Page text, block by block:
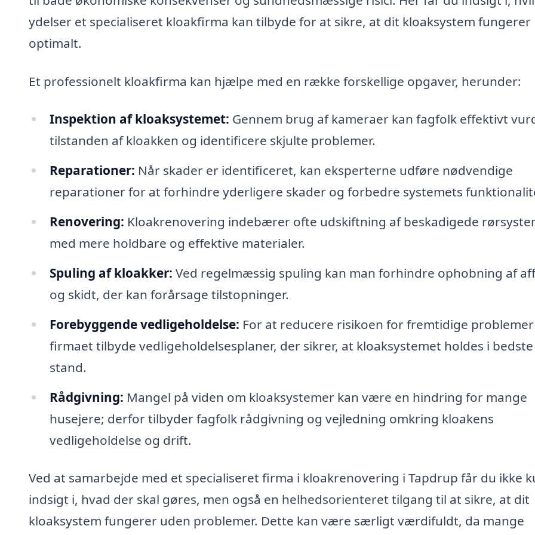
ydelser et specialiseret kloakfirma kan tilbyde for at sikre, at dit kloaksystem fungerer
optimalt.
Et professionelt kloakfirma kan hjælpe med en række forskellige opgaver, herunder:
Inspektion af kloaksystemet: Gennem brug af kameraer kan fagfolk effektivt
tilstanden af kloakken og identificere skjulte problemer.
Reparationer: Når skader er identificeret, kan eksperterne udføre nødvendige
reparationer for at forhindre yderligere skader og forbedre systemets
Renovering: Kloakrenovering indebærer ofte udskiftning af beskadigede
med mere holdbare og effektive materialer.
Spuling af kloakker: Ved regelmæssig spuling kan man forhindre ophobning af
og skidt, der kan forårsage tilstopninger.
Forebyggende vedligeholdelse: For at reducere risikoen for fremtidige
firmaet tilbyde vedligeholdelsesplaner, der sikrer, at kloaksystemet holdes i bedste
stand.
Rådgivning: Mangel på viden om kloaksystemer kan være en hindring for mange
husejere; derfor tilbyder fagfolk rådgivning og vejledning omkring kloakens
vedligeholdelse og drift.
Ved at samarbejde med et specialiseret firma i kloakrenovering i Tapdrup får du ikke
indsigt i, hvad der skal gøres, men også en helhedsorienteret tilgang til at sikre, at dit
kloaksystem fungerer uden problemer. Dette kan være særligt værdifuldt, da mange